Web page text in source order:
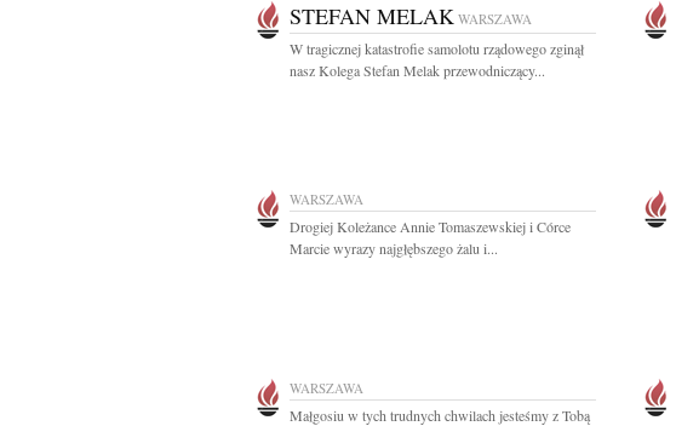
STEFAN MELAK WARSZAWA
W tragicznej katastrofie samolotu rządowego zginął
nasz Kolega Stefan Melak przewodniczący...
WARSZAWA
Drogiej Koleżance Annie Tomaszewskiej i Córce
Marcie wyrazy najgłębszego żalu i...
WARSZAWA
Małgosiu w tych trudnych chwilach jesteśmy z Tobą